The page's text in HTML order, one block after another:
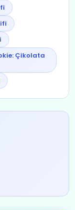
Çikolata